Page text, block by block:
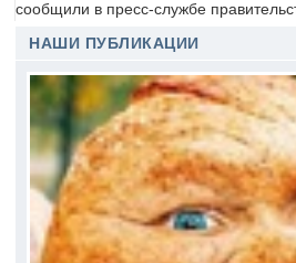
сообщили в пресс-службе
НАШИ ПУБЛИКАЦИИ